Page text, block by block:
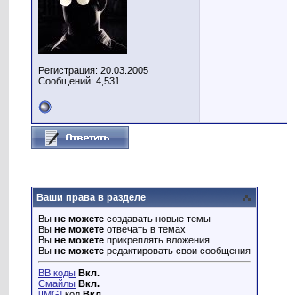
Регистрация: 20.03.2005
Сообщений: 4,531
Ваши права в разделе
Вы не можете создавать новые темы
Вы не можете отвечать в темах
Вы не можете прикреплять вложения
Вы не можете редактировать свои сообщения
BB коды Вкл.
Смайлы Вкл.